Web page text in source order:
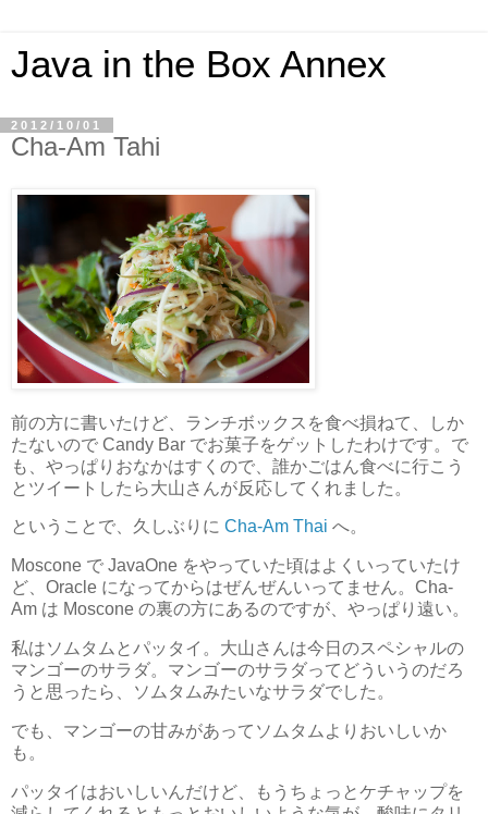
Java in the Box Annex
2012/10/01
Cha-Am Tahi
前の方に書いたけど、ランチボックスを食べ損ねて、しか
たないので Candy Bar でお菓子をゲットしたわけです。で
も、やっぱりおなかはすくので、誰かごはん食べに行こう
とツイートしたら大山さんが反応してくれました。
ということで、久しぶりに Cha-Am Thai へ。
Moscone で JavaOne をやっていた頃はよくいっていたけ
ど、Oracle になってからはぜんぜんいってません。Cha-
Am は Moscone の裏の方にあるのですが、やっぱり遠い。
私はソムタムとパッタイ。大山さんは今日のスペシャルの
マンゴーのサラダ。マンゴーのサラダってどういうのだろ
うと思ったら、ソムタムみたいなサラダでした。
でも、マンゴーの甘みがあってソムタムよりおいしいか
も。
パッタイはおいしいんだけど、もうちょっとケチャップを